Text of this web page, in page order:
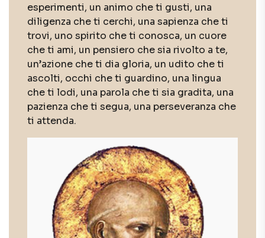
esperimenti, un animo che ti gusti, una
diligenza che ti cerchi, una sapienza che ti
trovi, uno spirito che ti conosca, un cuore
che ti ami, un pensiero che sia rivolto a te,
un’azione che ti dia gloria, un udito che ti
ascolti, occhi che ti guardino, una lingua
che ti lodi, una parola che ti sia gradita, una
pazienza che ti segua, una perseveranza che
ti attenda.